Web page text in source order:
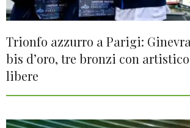
Trionfo azzurro a Parigi:
bis d’oro, tre bronzi con
libere